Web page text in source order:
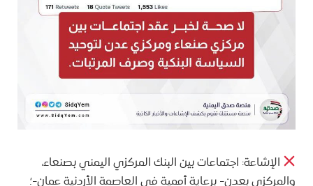
الإشاعة: اجتماعات بين البنك المركزي اليمني بصنعاء،
والمركزي بعدن- برعاية أممية في العاصمة الأردنية عمان-؛